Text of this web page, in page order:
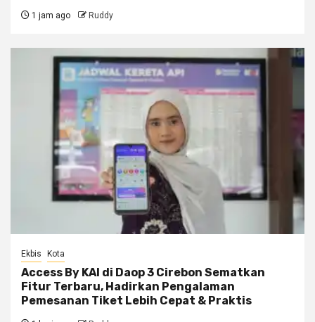
1 jam ago Ruddy
Ekbis Kota
Access By KAI di Daop 3 Cirebon Sematkan
Fitur Terbaru, Hadirkan Pengalaman
Pemesanan Tiket Lebih Cepat & Praktis